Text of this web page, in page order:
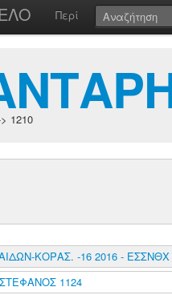
Περί
1210
ΚΟΡΑΣ. -16 2016 - ΕΣΣΝΘΧ
1124